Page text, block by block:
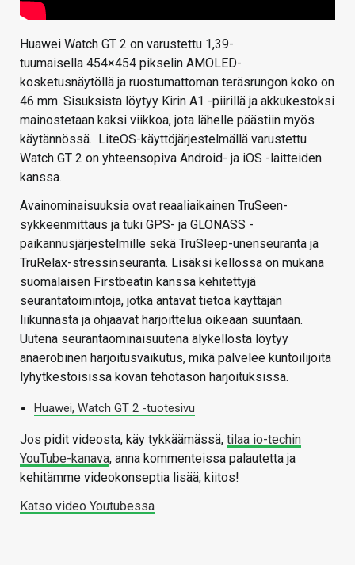
Huawei Watch GT 2 on varustettu 1,39-
tuumaisella 454×454 pikselin AMOLED-
kosketusnäytöllä ja ruostumattoman teräsrungon koko on
46 mm. Sisuksista löytyy Kirin A1 -piirillä ja akkukestoksi
mainostetaan kaksi viikkoa, jota lähelle päästiin myös
käytännössä. LiteOS-käyttöjärjestelmällä varustettu
Watch GT 2 on yhteensopiva Android- ja iOS -laitteiden
kanssa.
Avainominaisuuksia ovat reaaliaikainen TruSeen-
sykkeenmittaus ja tuki GPS- ja GLONASS -
paikannusjärjestelmille sekä TruSleep-unenseuranta ja
TruRelax-stressinseuranta. Lisäksi kellossa on mukana
suomalaisen Firstbeatin kanssa kehitettyjä
seurantatoimintoja, jotka antavat tietoa käyttäjän
liikunnasta ja ohjaavat harjoittelua oikeaan suuntaan.
Uutena seurantaominaisuutena älykellosta löytyy
anaerobinen harjoitusvaikutus, mikä palvelee kuntoilijoita
lyhytkestoisissa kovan tehotason harjoituksissa.
Huawei, Watch GT 2 -tuotesivu
Jos pidit videosta, käy tykkäämässä, tilaa io-techin
YouTube-kanava, anna kommenteissa palautetta ja
kehitämme videokonseptia lisää, kiitos!
Katso video Youtubessa